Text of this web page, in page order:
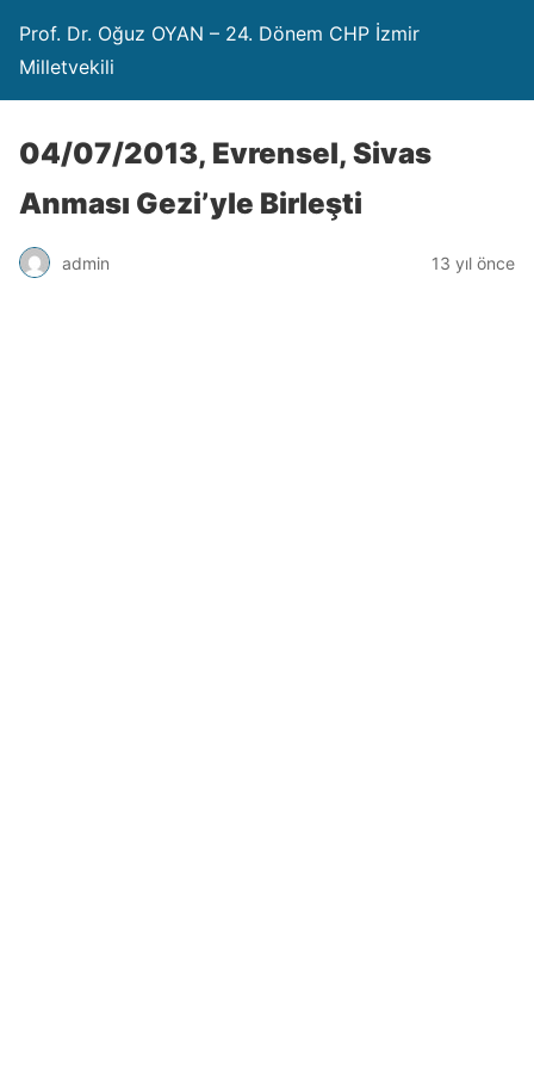
Prof. Dr. Oğuz OYAN – 24. Dönem CHP İzmir
Milletvekili
04/07/2013, Evrensel, Sivas
Anması Gezi’yle Birleşti
admin 13 yıl önce